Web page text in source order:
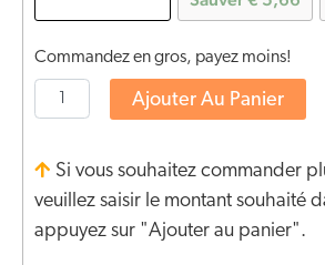
Commandez en gros, payez moins!
Ajouter Au Panier
Si vous souhaitez commander
veuillez saisir le montant souhaité
appuyez sur "Ajouter au panier".